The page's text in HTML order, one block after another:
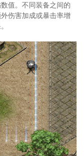
值。不同装备之间的
伤害加成或暴击率增